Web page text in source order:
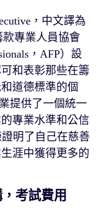
，中文譯為
款專業人員協會
，AFP）設
和表彰那些在籌
道德標準的個
提供了一個統一
專業水準和公信
明了自己在慈善
涯中獲得更多的
考試費用